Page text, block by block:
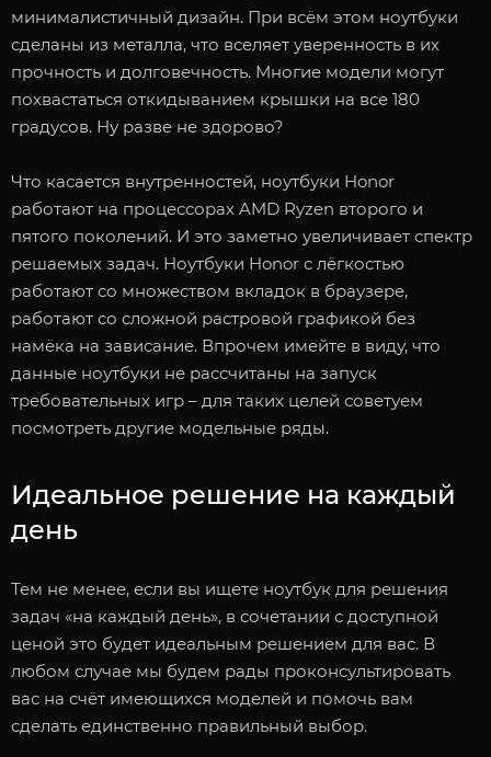
минималистичный дизайн. При всём этом ноутбуки
сделаны из металла, что вселяет уверенность в их
прочность и долговечность. Многие модели могут
похвастаться откидыванием крышки на все 180
градусов. Ну разве не здорово?
Что касается внутренностей, ноутбуки Honor
работают на процессорах AMD Ryzen второго и
пятого поколений. И это заметно увеличивает спектр
решаемых задач. Ноутбуки Honor с лёгкостью
работают со множеством вкладок в браузере,
работают со сложной растровой графикой без
намёка на зависание. Впрочем имейте в виду, что
данные ноутбуки не рассчитаны на запуск
требовательных игр – для таких целей советуем
посмотреть другие модельные ряды.
Идеальное решение на каждый
день
Тем не менее, если вы ищете ноутбук для решения
задач «на каждый день», в сочетании с доступной
ценой это будет идеальным решением для вас. В
любом случае мы будем рады проконсультировать
вас на счёт имеющихся моделей и помочь вам
сделать единственно правильный выбор.